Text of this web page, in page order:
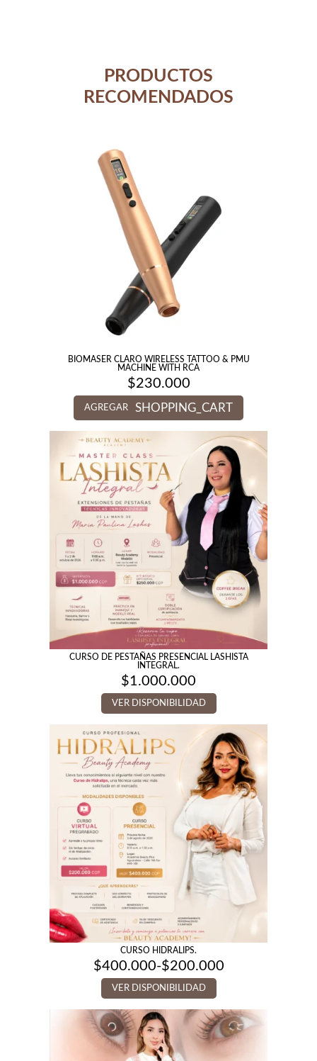
PRODUCTOS
RECOMENDADOS
BIOMASER CLARO WIRELESS TATTOO & PMU
MACHINE WITH RCA
$230.000
AGREGAR SHOPPING_CART
CURSO DE PESTAÑAS PRESENCIAL LASHISTA
INTEGRAL.
$1.000.000
VER DISPONIBILIDAD
CURSO HIDRALIPS.
$200.000
-
$400.000
Rango
de
precios:
desde
$200.000
hasta
$400.000
VER DISPONIBILIDAD